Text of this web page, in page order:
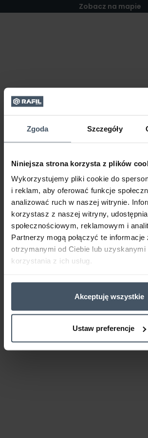
Zgoda Szczegóły
Niniejsza strona korzysta z plików
Wykorzystujemy pliki cookie do
i reklam, aby oferować funkcje
analizować ruch w naszej witrynie.
korzystasz z naszej witryny,
społecznościowym, reklamowym i
Partnerzy mogą połączyć te
otrzymanymi od Ciebie lub uzyskanymi
korzystania z ich usług.
Akceptuję wszystkie
Ustaw preferencje
Zobacz na mapie